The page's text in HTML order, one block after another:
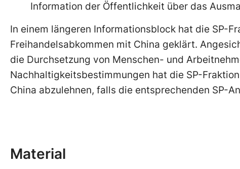
Information der Öffentlichkeit über das
In einem längeren Informationsblock hat die SP-
Freihandelsabkommen mit China geklärt.
die Durchsetzung von Menschen- und
Nachhaltigkeitsbestimmungen hat die SP-
China abzulehnen, falls die entsprechenden SP-
Material